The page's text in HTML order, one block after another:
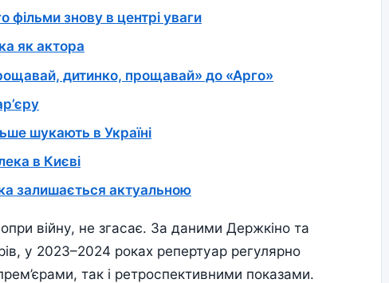
фільми знову в центрі уваги
як актора
дитинко, прощавай» до «Арго»
шукають в Україні
в Києві
залишається актуальною
війну, не згасає. За даними Держкіно та
у 2023–2024 роках репертуар регулярно
так і ретроспективними показами.